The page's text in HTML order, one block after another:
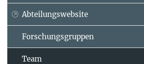
Abteilungswebsite
Forschungsgruppen
Team